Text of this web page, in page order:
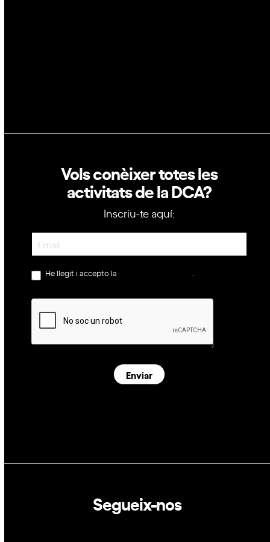
Vols conèixer totes les
activitats de la DCA?
Inscriu-te aquí:
Newsletter
He llegit i accepto la
Enviar
Segueix-nos